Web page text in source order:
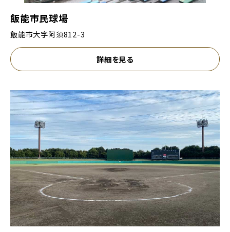
飯能市民球場
飯能市大字阿須812-3
詳細を見る